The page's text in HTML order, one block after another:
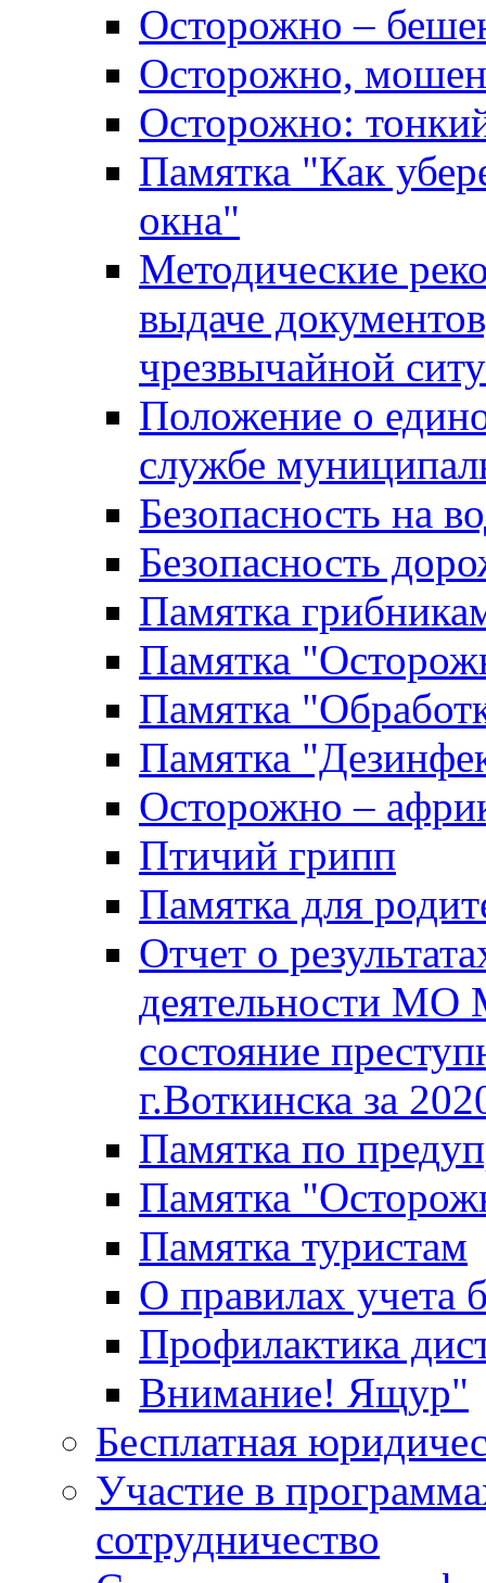
Осторожно –
Осторожно,
Осторожно:
Памятка "Как
окна"
Методические
выдаче
чрезвычайной
Положение о
службе
Безопасность на
Безопасность
Памятка
Памятка
Памятка
Памятка
Осторожно –
Птичий грипп
Памятка для
Отчет о
деятельности МО
состояние
г.Воткинска за
Памятка по
Памятка
Памятка туристам
О правилах учета
Профилактика
Внимание! Ящур"
Бесплатная
Участие в
сотрудничество